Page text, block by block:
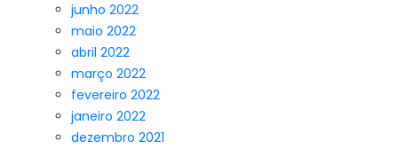
junho 2022
maio 2022
abril 2022
março 2022
fevereiro 2022
janeiro 2022
dezembro 2021